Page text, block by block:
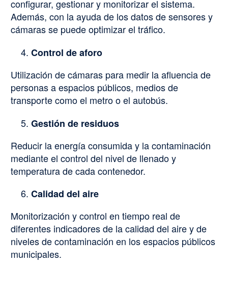
configurar, gestionar y monitorizar el sistema.
Además, con la ayuda de los datos de sensores y
cámaras se puede optimizar el tráfico.
Control de aforo
Utilización de cámaras para medir la afluencia de
personas a espacios públicos, medios de
transporte como el metro o el autobús.
Gestión de residuos
Reducir la energía consumida y la contaminación
mediante el control del nivel de llenado y
temperatura de cada contenedor.
Calidad del aire
Monitorización y control en tiempo real de
diferentes indicadores de la calidad del aire y de
niveles de contaminación en los espacios públicos
municipales.